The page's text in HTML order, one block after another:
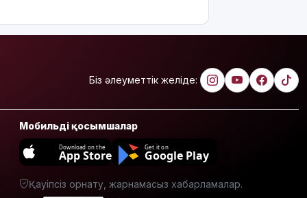
жарияланды
Қазақстанда
операциядан
кейінгі
жаңа туған
нәрестелер
өлімі үш
есе азайды
Біз әлеуметтік желіде:
Мобильді қосымшалар
Download on the
App Store
Get it on
Google Play
Қауіпсіз орнату, жарнамасыз хабарламалар.